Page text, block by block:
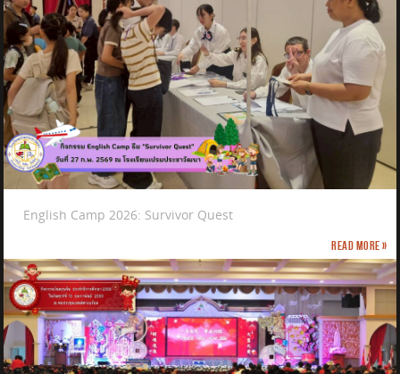
English Camp 2026: Survivor Quest
Read more »